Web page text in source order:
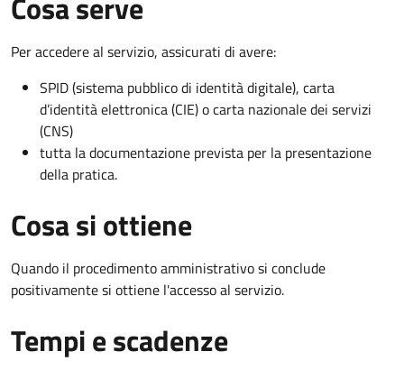
Per accedere al servizio, assicurati di avere:
SPID (sistema pubblico di identità digitale), carta
d’identità elettronica (CIE) o carta nazionale dei servizi
(CNS)
tutta la documentazione prevista per la presentazione
della pratica.
Cosa si ottiene
Quando il procedimento amministrativo si conclude
positivamente si ottiene l'accesso al servizio.
Tempi e scadenze